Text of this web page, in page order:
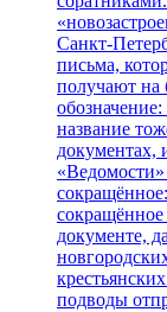
Санкт-
письма,
получают на
название
документах,
сокращённое
документе,
подводы